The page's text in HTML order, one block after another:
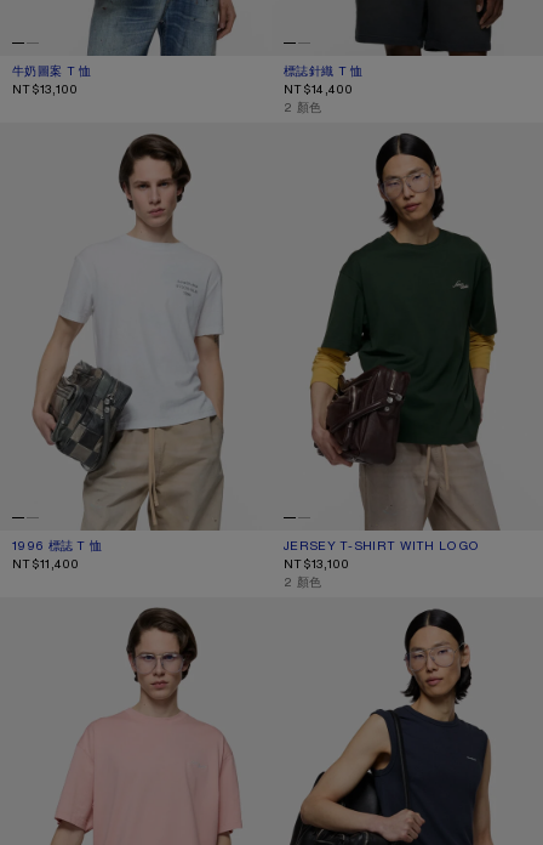
牛奶圖案 T 恤
目前顏色： 淡藍/白色
價格：NT$13,100。
NT$13,100
標誌針織 T 恤
目前顏色： DARK GREEN
價格：NT$14,400。
NT$14,400
,2 顏色
1996 標誌 T 恤
目前顏色： 灰白色
價格：NT$11,400。
NT$11,400
JERSEY T-SHIRT WITH LOGO
JERSEY T-SHIRT WITH LOGO
目前顏色： DARK GREEN
價格：NT$13,100。
NT$13,100
,2 顏色
JERSEY T-SHIRT WITH LOGO